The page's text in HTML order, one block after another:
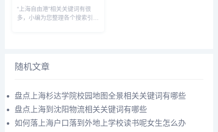
“上海自由港”相关关键词有很
多，小编为您整理各个搜索引擎
自由港ktv...
随机文章
盘点上海杉达学院校园地图全景相关关键词有哪些
盘点上海到沈阳物流相关关键词有哪些
如何落上海户口落到外地上学校读书呢女生怎么办